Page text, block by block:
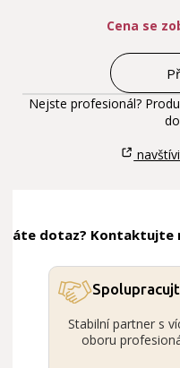
Cena se
Nejste profesionál?
Máte dotaz? Kontaktujte
Stabilní partner s
oboru